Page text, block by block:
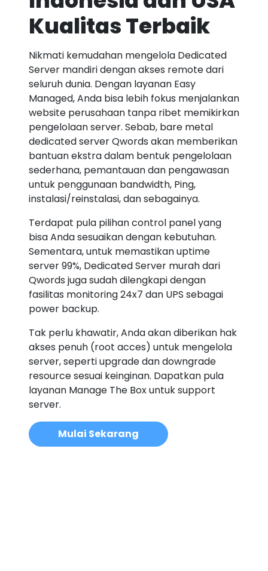
Kualitas Terbaik
Nikmati kemudahan mengelola Dedicated
Server mandiri dengan akses remote dari
seluruh dunia. Dengan layanan Easy
Managed, Anda bisa lebih fokus menjalankan
website perusahaan tanpa ribet memikirkan
pengelolaan server. Sebab, bare metal
dedicated server Qwords akan memberikan
bantuan ekstra dalam bentuk pengelolaan
sederhana, pemantauan dan pengawasan
untuk penggunaan bandwidth, Ping,
instalasi/reinstalasi, dan sebagainya.
Terdapat pula pilihan control panel yang
bisa Anda sesuaikan dengan kebutuhan.
Sementara, untuk memastikan uptime
server 99%, Dedicated Server murah dari
Qwords juga sudah dilengkapi dengan
fasilitas monitoring 24x7 dan UPS sebagai
power backup.
Tak perlu khawatir, Anda akan diberikan hak
akses penuh (root acces) untuk mengelola
server, seperti upgrade dan downgrade
resource sesuai keinginan. Dapatkan pula
layanan Manage The Box untuk support
server.
Mulai Sekarang